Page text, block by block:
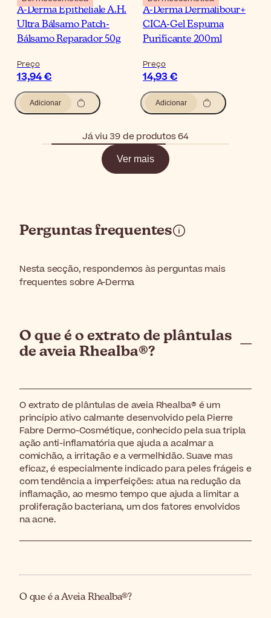
A-Derma Epitheliale A.H.
Ultra Bálsamo Patch-
Bálsamo Reparador 50g
Preço
13,94 €
Adicionar
A-Derma Dermalibour+
CICA-Gel Espuma
Purificante 200ml
Preço
14,93 €
Adicionar
Já viu 39 de produtos 64
Ver mais
Perguntas frequentes
Nesta secção, respondemos às perguntas mais
frequentes sobre A-Derma
O que é o extrato de plântulas
de aveia Rhealba®?
O extrato de plântulas de aveia Rhealba® é um
princípio ativo calmante desenvolvido pela Pierre
Fabre Dermo-Cosmétique, conhecido pela sua tripla
ação anti-inflamatória que ajuda a acalmar a
comichão, a irritação e a vermelhidão. Suave mas
eficaz, é especialmente indicado para peles frágeis e
com tendência a imperfeições: atua na redução da
inflamação, ao mesmo tempo que ajuda a limitar a
proliferação bacteriana, um dos fatores envolvidos
na acne.
O que é a Aveia Rhealba®?